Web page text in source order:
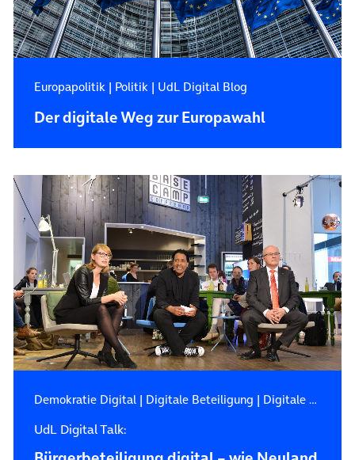
Europapolitik| Politik| UdL Digital Blog
Der digitale Weg zur Europawahl
Demokratie Digital| Digitale Beteiligung | Digitale Zukunft
UdL Digital Talk: